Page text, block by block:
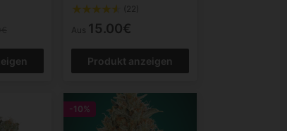
(22)
Aus 15.00€
Produkt anzeigen
-10%